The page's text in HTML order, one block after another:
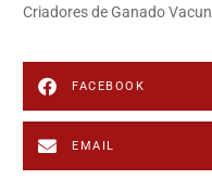
Criadores de Ganado
FACEBOOK
EMAIL